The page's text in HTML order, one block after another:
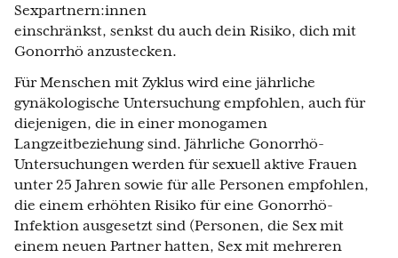
Sexpartnern:innen
einschränkst, senkst du auch dein Risiko, dich mit
Gonorrhö anzustecken.
Für Menschen mit Zyklus wird eine jährliche
gynäkologische Untersuchung empfohlen, auch für
diejenigen, die in einer monogamen
Langzeitbeziehung sind. Jährliche Gonorrhö-
Untersuchungen werden für sexuell aktive Frauen
unter 25 Jahren sowie für alle Personen empfohlen,
die einem erhöhten Risiko für eine Gonorrhö-
Infektion ausgesetzt sind (Personen, die Sex mit
einem neuen Partner hatten, Sex mit mehreren